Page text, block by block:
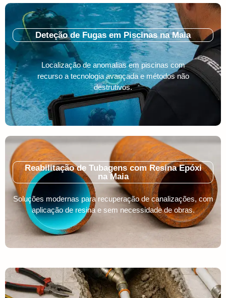
Deteção de Fugas em Piscinas na Maia
Localização de anomalias em piscinas com
recurso a tecnologia avançada e métodos não
destrutivos.
Reabilitação de Tubagens com Resina Epóxi
na Maia
Soluções modernas para recuperação de canalizações, com
aplicação de resina e sem necessidade de obras.